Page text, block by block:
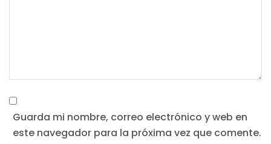
Guarda mi nombre, correo electrónico y web en
este navegador para la próxima vez que comente.